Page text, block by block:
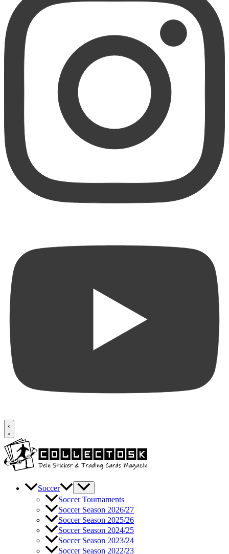
Soccer
Soccer Tournaments
Soccer Season 2026/27
Soccer Season 2025/26
Soccer Season 2024/25
Soccer Season 2023/24
Soccer Season 2022/23